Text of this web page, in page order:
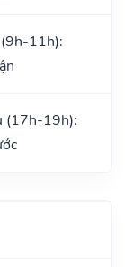
11h):
(17h-19h):